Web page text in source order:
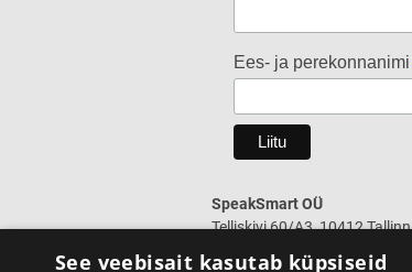
Ees- ja perekonnanimi
SpeakSmart OÜ
Telliskivi 60/A3, 10412 Tallinn
See veebisait kasutab küpsiseid